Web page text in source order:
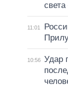
11:01
10:56 Удар